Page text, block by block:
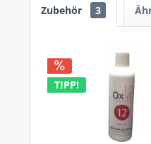
Zubehör 3
TIPP!